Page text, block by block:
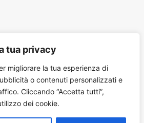
tua privacy
migliorare la tua esperienza di
o contenuti personalizzati e
Cliccando “Accetta tutti”,
dei cookie.